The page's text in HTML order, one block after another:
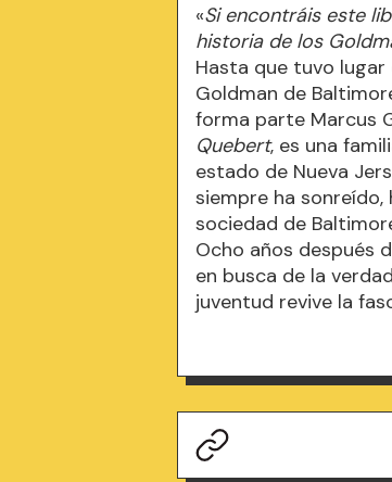
«Si encontráis este
historia de los
Hasta que tuvo lugar
Goldman de
forma parte Marcus
Quebert, es una
estado de Nueva
siempre ha
sociedad de
Ocho años después
en busca de la
juventud revive la